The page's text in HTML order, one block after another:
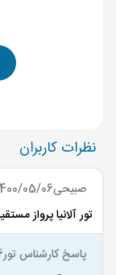
نظرات کاربران
صبیحی05/06
تور آلانیا پرواز
پاسخ کارشناس تور